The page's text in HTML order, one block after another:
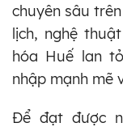
chuyên sâu
lịch, nghệ
hóa Huế lan
nhập mạnh mẽ
Để đạt được